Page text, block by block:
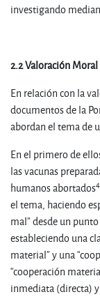
investigando
2.2Valoración Moral
En relación con la
documentos de la
abordan el tema de
En el primero de
las vacunas
humanos abortados4
el tema, haciendo
mal” desde un
estableciendo una
material” y una
“cooperación
inmediata (directa)